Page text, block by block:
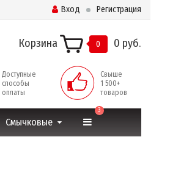
Вход Регистрация
Корзина 0 0 руб.
Доступные
способы
оплаты
Свыше
1 500+
товаров
Смычковые
3